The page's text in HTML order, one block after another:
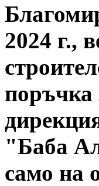
2024 г.,
поръчка
"Баба
само на